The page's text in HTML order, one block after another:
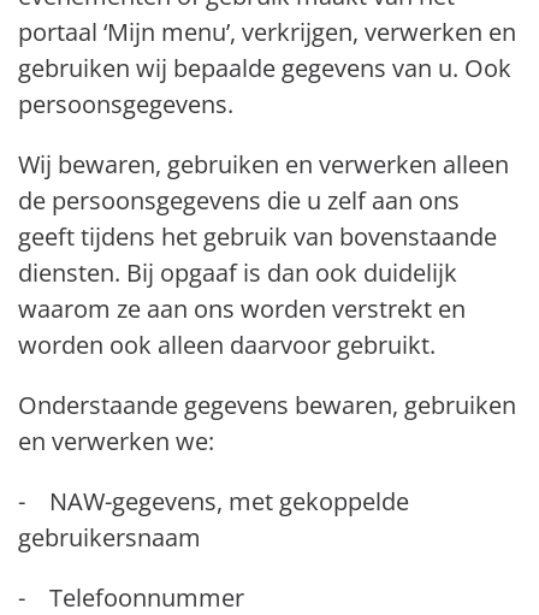
portaal ‘Mijn menu’, verkrijgen, verwerken en
gebruiken wij bepaalde gegevens van u. Ook
persoonsgegevens.
Wij bewaren, gebruiken en verwerken alleen
de persoonsgegevens die u zelf aan ons
geeft tijdens het gebruik van bovenstaande
diensten. Bij opgaaf is dan ook duidelijk
waarom ze aan ons worden verstrekt en
worden ook alleen daarvoor gebruikt.
Onderstaande gegevens bewaren, gebruiken
en verwerken we:
- NAW-gegevens, met gekoppelde
gebruikersnaam
- Telefoonnummer